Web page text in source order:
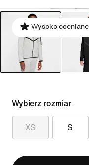
Wysoko oceniane
Wybierz rozmiar
XS S